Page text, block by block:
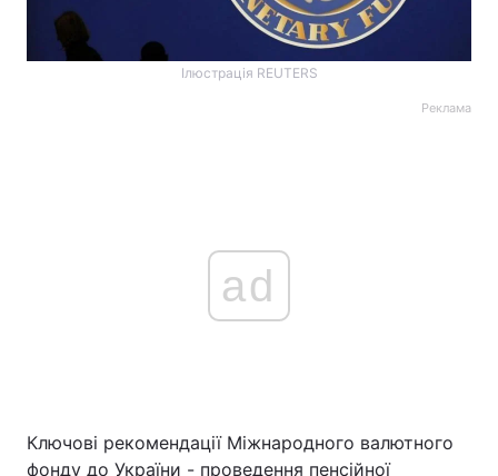
Ілюстрація REUTERS
Реклама
ad
Ключові рекомендації Міжнародного валютного
фонду до України - проведення пенсійної